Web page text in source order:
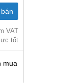
VAT
tốt
mua